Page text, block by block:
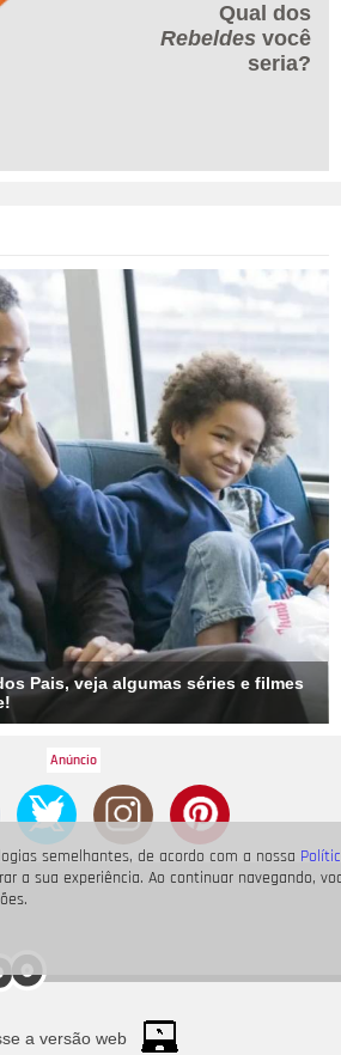
semelhantes, de acordo com a nossa
a sua experiência. Ao continuar navegando,
Qual dos
Rebeldes você
seria?
Pais, veja algumas séries e filmes
a versão web